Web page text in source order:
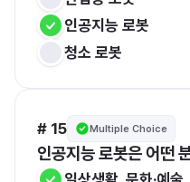
인공지능 로봇
청소 로봇
# 15 Multiple Choice
인공지능 로봇은 어떤